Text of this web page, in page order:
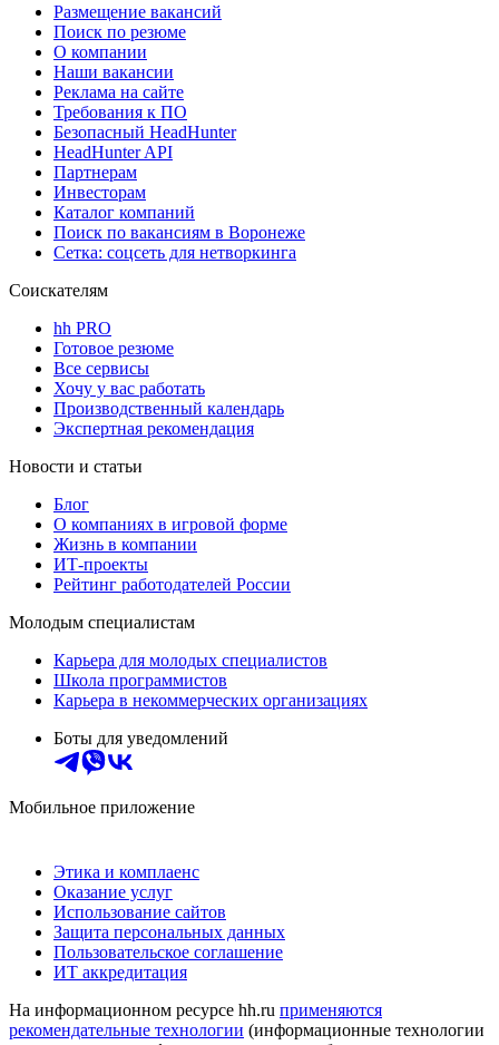
Размещение вакансий
Поиск по резюме
О компании
Наши вакансии
Реклама на сайте
Требования к ПО
Безопасный HeadHunter
HeadHunter API
Партнерам
Инвесторам
Каталог компаний
Поиск по вакансиям в Воронеже
Сетка: соцсеть для нетворкинга
Соискателям
hh PRO
Готовое резюме
Все сервисы
Хочу у вас работать
Производственный календарь
Экспертная рекомендация
Новости и статьи
Блог
О компаниях в игровой форме
Жизнь в компании
ИТ-проекты
Рейтинг работодателей России
Молодым специалистам
Карьера для молодых специалистов
Школа программистов
Карьера в некоммерческих организациях
Боты для уведомлений
Мобильное приложение
Этика и комплаенс
Оказание услуг
Использование сайтов
Защита персональных данных
Пользовательское соглашение
ИТ аккредитация
На информационном ресурсе hh.ru применяются
рекомендательные технологии (информационные технологии